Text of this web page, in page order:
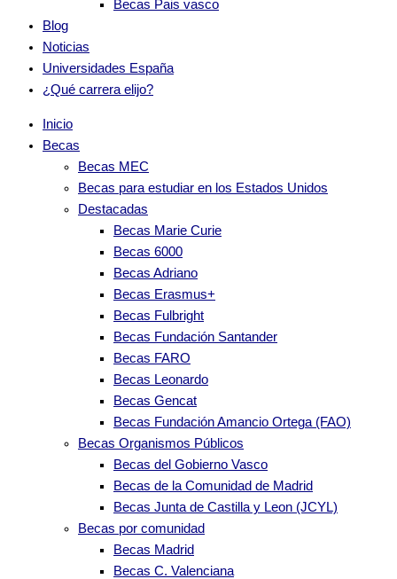
Becas Pais vasco
Blog
Noticias
Universidades España
¿Qué carrera elijo?
Inicio
Becas
Becas MEC
Becas para estudiar en los Estados Unidos
Destacadas
Becas Marie Curie
Becas 6000
Becas Adriano
Becas Erasmus+
Becas Fulbright
Becas Fundación Santander
Becas FARO
Becas Leonardo
Becas Gencat
Becas Fundación Amancio Ortega (FAO)
Becas Organismos Públicos
Becas del Gobierno Vasco
Becas de la Comunidad de Madrid
Becas Junta de Castilla y Leon (JCYL)
Becas por comunidad
Becas Madrid
Becas C. Valenciana